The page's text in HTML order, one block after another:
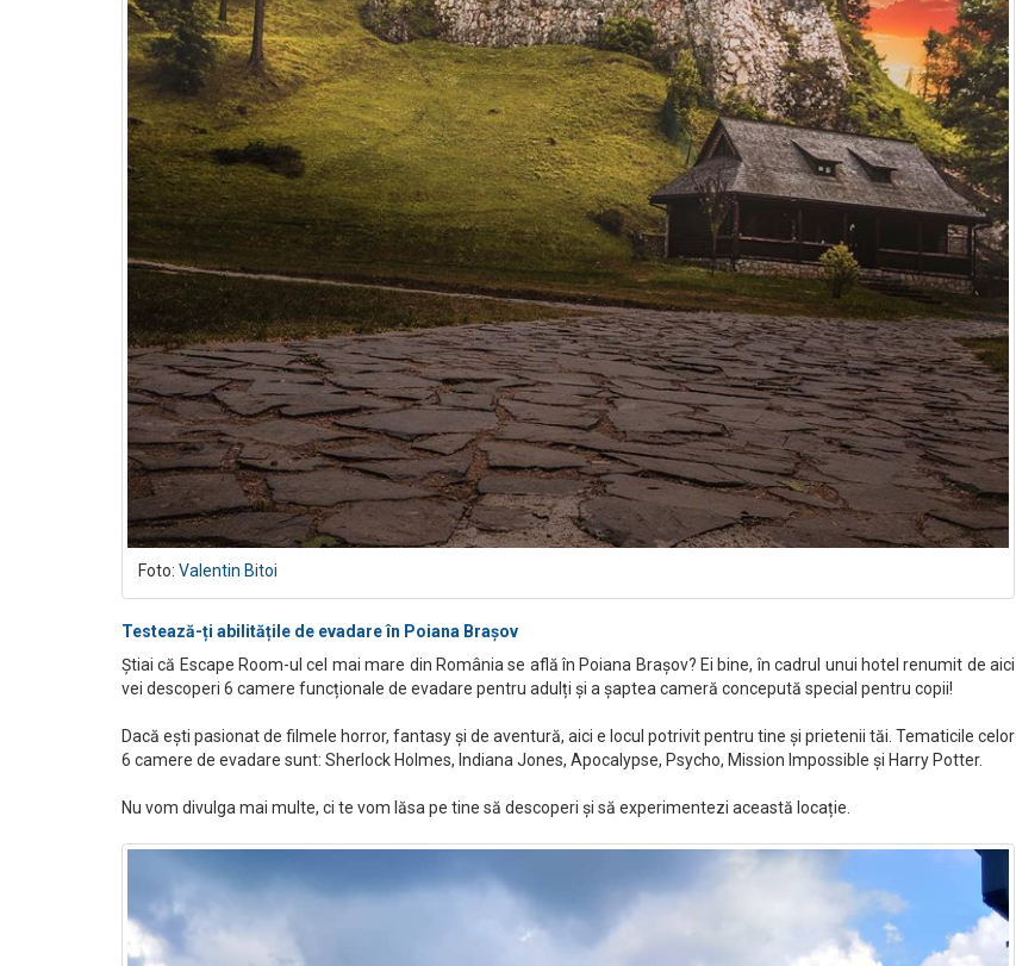
Foto: Valentin Bitoi
Testează-ți abilitățile de evadare în Poiana Brașov
Știai că Escape Room-ul cel mai mare din România se află în Poiana Brașov? Ei bine, în cadrul unui hotel renumit de aici
vei descoperi 6 camere funcționale de evadare pentru adulți și a șaptea cameră concepută special pentru copii!
Dacă ești pasionat de filmele horror, fantasy și de aventură, aici e locul potrivit pentru tine și prietenii tăi. Tematicile celor
6 camere de evadare sunt: Sherlock Holmes, Indiana Jones, Apocalypse, Psycho, Mission Impossible și Harry Potter.
Nu vom divulga mai multe, ci te vom lăsa pe tine să descoperi și să experimentezi această locație.